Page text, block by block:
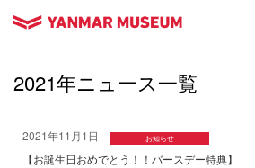
2021年ニュース一覧
2021年11月1日 お知らせ
【お誕生日おめでとう！！バースデー特典】